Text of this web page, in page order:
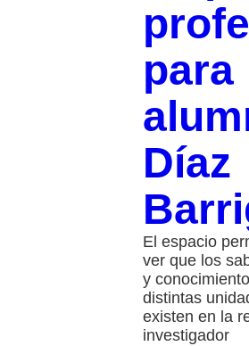
para
Díaz
El espacio
ver que los
y
distintas
existen en la
investigador